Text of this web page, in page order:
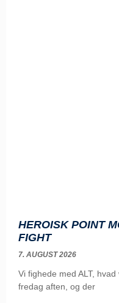
HEROISK POINT
FIGHT
7. AUGUST 2026
Vi fighede med ALT,
fredag aften, og der